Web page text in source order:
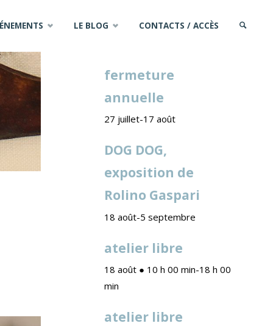
LE BLOG CONTACTS / ACCÈS
fermeture
annuelle
27 juillet-17 août
DOG DOG,
exposition de
Rolino Gaspari
18 août-5 septembre
atelier libre
18 août ● 10 h 00 min-18 h 00
min
atelier libre